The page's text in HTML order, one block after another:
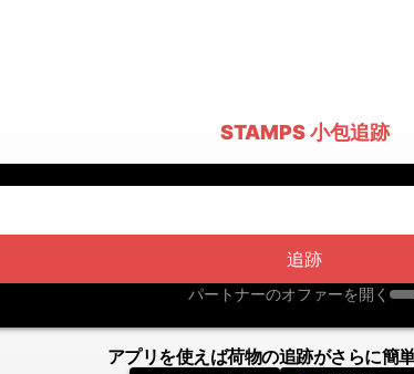
STAMPS 小包追跡
追跡
パートナーのオファーを開く
アプリを使えば荷物の追跡がさらに簡